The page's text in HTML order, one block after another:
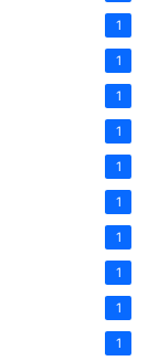
1
1
1
1
1
1
1
1
1
1